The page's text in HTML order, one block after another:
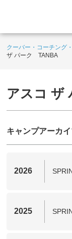
クーバー・コーチング
ザ パーク TANBA
アスコ
キャンプアーカ
2026
2025